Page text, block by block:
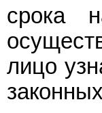
срока
лицо